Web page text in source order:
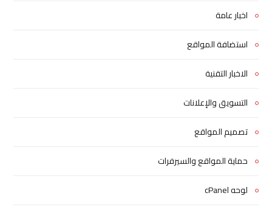
اخبار عامة
استضافة المواقع
الاخبار التقنية
التسويق والإعلانات
تصميم المواقع
حماية المواقع والسيرفرات
لوحه cPanel